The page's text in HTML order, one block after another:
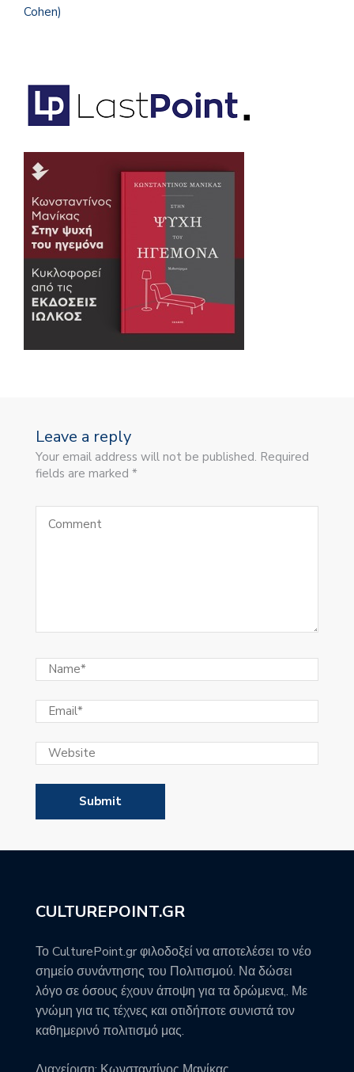
Cohen)
Leave a reply
Your email address will not be published. Required
fields are marked *
CULTUREPOINT.GR
Το CulturePoint.gr φιλοδοξεί να αποτελέσει το νέο
σημείο συνάντησης του Πολιτισμού. Να δώσει
λόγο σε όσους έχουν άποψη για τα δρώμενα,. Με
γνώμη για τις τέχνες και οτιδήποτε συνιστά τον
καθημερινό πολιτισμό μας.